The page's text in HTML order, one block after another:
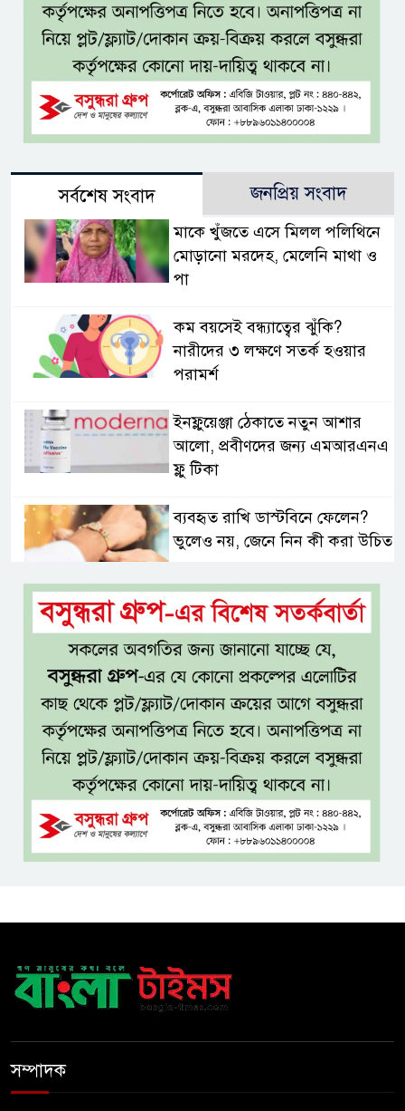
সর্বশেষ সংবাদ জনপ্রিয় সংবাদ
মাকে খুঁজতে এসে মিলল পলিথিনে
মোড়ানো মরদেহ, মেলেনি মাথা ও
পা
কম বয়সেই বন্ধ্যাত্বের ঝুঁকি?
নারীদের ৩ লক্ষণে সতর্ক হওয়ার
পরামর্শ
ইনফ্লুয়েঞ্জা ঠেকাতে নতুন আশার
আলো, প্রবীণদের জন্য এমআরএনএ
ফ্লু টিকা
ব্যবহৃত রাখি ডাস্টবিনে ফেলেন?
ভুলেও নয়, জেনে নিন কী করা উচিত
বেসরকারি জ্বালানি তেল আমদানিতে
বিশেষ সুবিধার অভিযোগ ভিত্তিহীন:
জ্বালানি বিভাগ
শেখ হাসিনা চাইলেই কি দেশে
ফিরতে পারবেন?
বসুন্ধরায় অ্যামেচার মার্শাল আর্টের
জমজমাট আসর
‘হাসিনা কার্ড’ ব্যবহার করে ভারতের
দেশকে এগিয়ে নিতে হবে: প্রধানমন্ত্রী
সম্পাদক